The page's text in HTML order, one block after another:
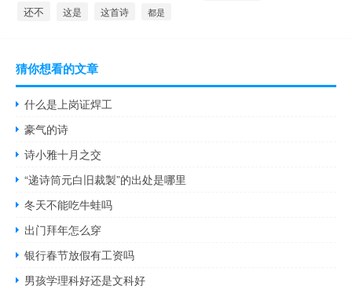
还不 这是 这首诗 都是
猜你想看的文章
什么是上岗证焊工
豪气的诗
诗小雅十月之交
“递诗筒元白旧裁製”的出处是哪里
冬天不能吃牛蛙吗
出门拜年怎么穿
银行春节放假有工资吗
男孩学理科好还是文科好